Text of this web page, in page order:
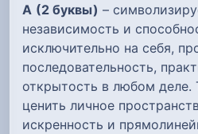
А (2 буквы) –
независимость и
исключительно на себя,
последовательность,
открытость в любом деле.
ценить личное
искренность и